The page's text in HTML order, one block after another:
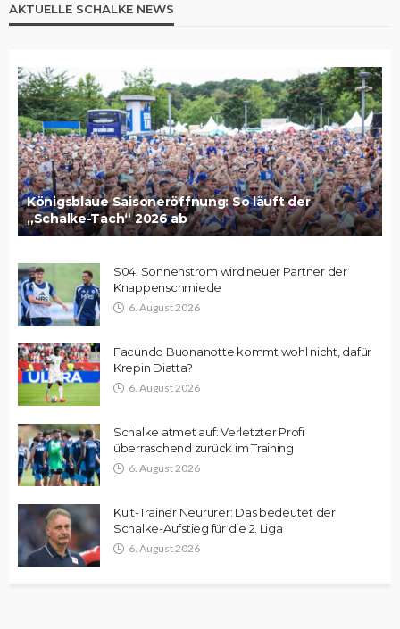
AKTUELLE SCHALKE NEWS
Königsblaue Saisoneröffnung: So läuft der
„Schalke-Tach“ 2026 ab
S04: Sonnenstrom wird neuer Partner der
Knappenschmiede
6. August 2026
Facundo Buonanotte kommt wohl nicht, dafür
Krepin Diatta?
6. August 2026
Schalke atmet auf: Verletzter Profi
überraschend zurück im Training
6. August 2026
Kult-Trainer Neururer: Das bedeutet der
Schalke-Aufstieg für die 2. Liga
6. August 2026